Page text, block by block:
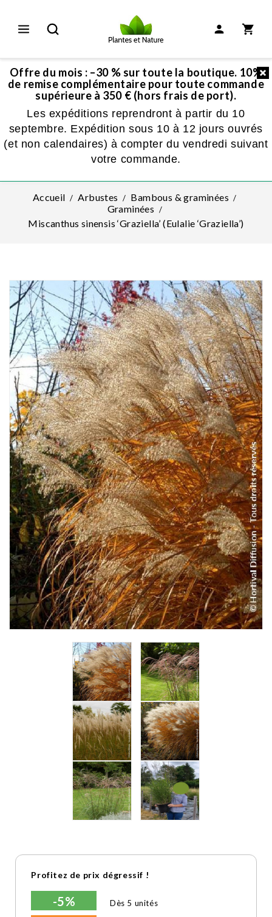
Offre du mois : –30 % sur toute la boutique. 10%
de remise complémentaire pour toute commande
supérieure à 350 € (hors frais de port).
Les expéditions reprendront à partir du 10
septembre. Expédition sous 10 à 12 jours ouvrés
(et non calendaires) à compter du vendredi suivant
votre commande.
Accueil Arbustes
Bambous & graminées
Graminées
Miscanthus sinensis ‘Graziella’ (Eulalie ‘Graziella’)
Profitez de prix dégressif !
-5% Dès 5 unités